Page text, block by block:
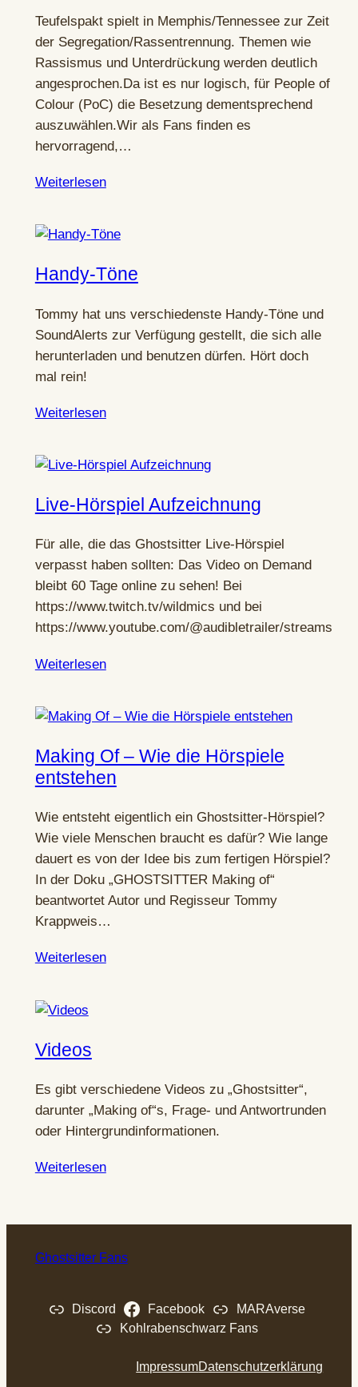
Teufelspakt spielt in Memphis/Tennessee zur Zeit
der Segregation/Rassentrennung. Themen wie
Rassismus und Unterdrückung werden deutlich
angesprochen.Da ist es nur logisch, für People of
Colour (PoC) die Besetzung dementsprechend
auszuwählen.Wir als Fans finden es
hervorragend,…
Weiterlesen
Handy-Töne
Tommy hat uns verschiedenste Handy-Töne und
SoundAlerts zur Verfügung gestellt, die sich alle
herunterladen und benutzen dürfen. Hört doch
mal rein!
Weiterlesen
Live-Hörspiel Aufzeichnung
Für alle, die das Ghostsitter Live-Hörspiel
verpasst haben sollten: Das Video on Demand
bleibt 60 Tage online zu sehen! Bei
https://www.twitch.tv/wildmics und bei
https://www.youtube.com/@audibletrailer/streams
Weiterlesen
Making Of – Wie die Hörspiele
entstehen
Wie entsteht eigentlich ein Ghostsitter-Hörspiel?
Wie viele Menschen braucht es dafür? Wie lange
dauert es von der Idee bis zum fertigen Hörspiel?
In der Doku „GHOSTSITTER Making of“
beantwortet Autor und Regisseur Tommy
Krappweis…
Weiterlesen
Videos
Es gibt verschiedene Videos zu „Ghostsitter“,
darunter „Making of“s, Frage- und Antwortrunden
oder Hintergrundinformationen.
Weiterlesen
Ghostsitter Fans
Discord Facebook
MARAverse
Kohlrabenschwarz Fans
ImpressumDatenschutzerklärung